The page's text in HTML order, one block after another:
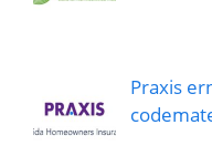
Praxis